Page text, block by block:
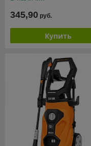
345,90 руб.
Купить